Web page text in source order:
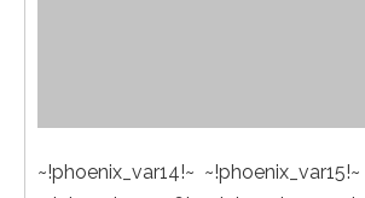
~!phoenix_var14!~ ~!phoenix_var15!~